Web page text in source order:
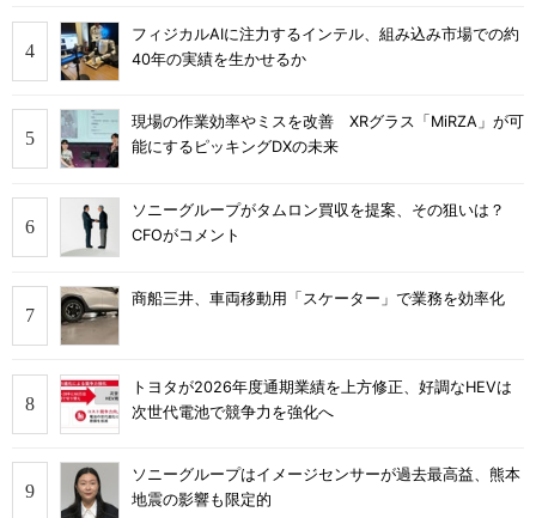
フィジカルAIに注力するインテル、組み込み市場での約
40年の実績を生かせるか
現場の作業効率やミスを改善 XRグラス「MiRZA」が可
能にするピッキングDXの未来
ソニーグループがタムロン買収を提案、その狙いは？
CFOがコメント
商船三井、車両移動用「スケーター」で業務を効率化
トヨタが2026年度通期業績を上方修正、好調なHEVは
次世代電池で競争力を強化へ
ソニーグループはイメージセンサーが過去最高益、熊本
地震の影響も限定的